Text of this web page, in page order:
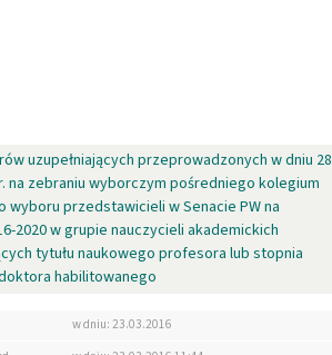
uzupełniających przeprowadzonych w dniu 28
na zebraniu wyborczym pośredniego kolegium
wyboru przedstawicieli w Senacie PW na
2020 w grupie nauczycieli akademickich
tytułu naukowego profesora lub stopnia
habilitowanego
w dniu: 23.03.2016